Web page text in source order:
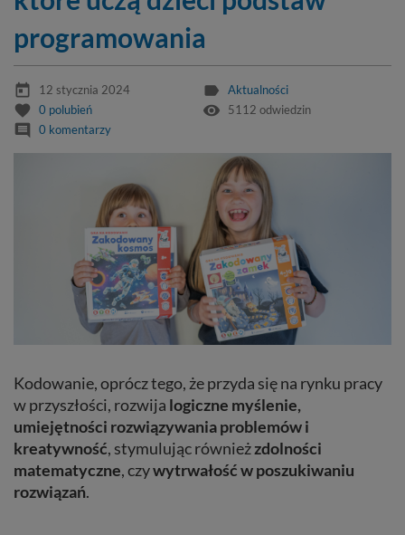
programowania
today 12 stycznia 2024 label Aktualności
favorite 0 polubień remove_red_eye 5112 odwiedzin
comment 0 komentarzy
Kodowanie, oprócz tego, że przyda się na rynku pracy
w przyszłości, rozwija logiczne myślenie,
umiejętności rozwiązywania problemów i
kreatywność, stymulując równieżzdolności
matematyczne, czywytrwałość w poszukiwaniu
rozwiązań.